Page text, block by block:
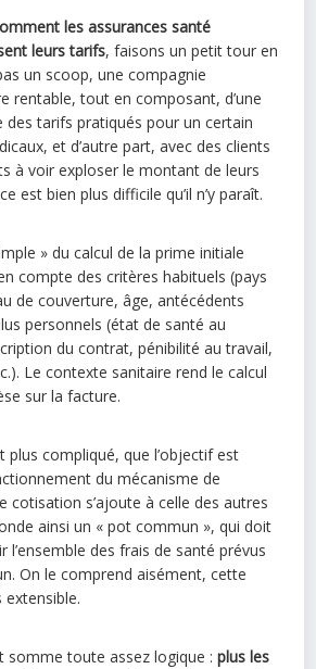
les assurances santé
leurs tarifs, faisons un petit tour en
un scoop, une compagnie
rentable, tout en composant, d’une
des tarifs pratiqués pour un certain
et d’autre part, avec des clients
à voir exploser le montant de leurs
est bien plus difficile qu’il n’y paraît.
» du calcul de la prime initiale
compte des critères habituels (pays
de couverture, âge, antécédents
personnels (état de santé au
du contrat, pénibilité au travail,
Le contexte sanitaire rend le calcul
sur la facture.
plus compliqué, que l’objectif est
du mécanisme de
cotisation s’ajoute à celle des autres
ainsi un « pot commun », qui doit
l’ensemble des frais de santé prévus
On le comprend aisément, cette
extensible.
somme toute assez logique :plus les